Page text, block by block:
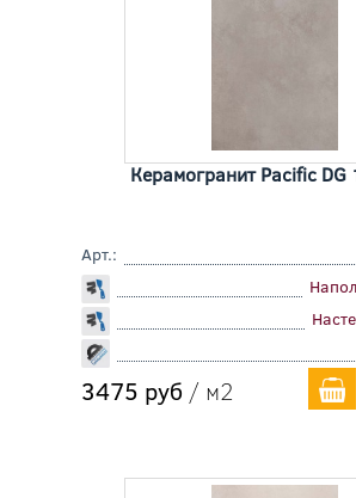
Керамогранит Pacific
Арт.:
3475 руб / м2